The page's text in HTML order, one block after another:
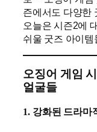
즌에서도 다양한
오늘은 시즌2에
쉬울 굿즈 아이
오징어 게임
얼굴들
1. 강화된 드라마